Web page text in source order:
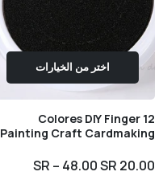
اختر من الخيارات
12 Colores DIY Finger
Painting Craft Cardmaking
20.00 SR – 48.00 SR